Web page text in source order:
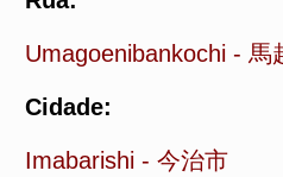
Umagoenibankochi - 馬
Cidade:
Imabarishi - 今治市